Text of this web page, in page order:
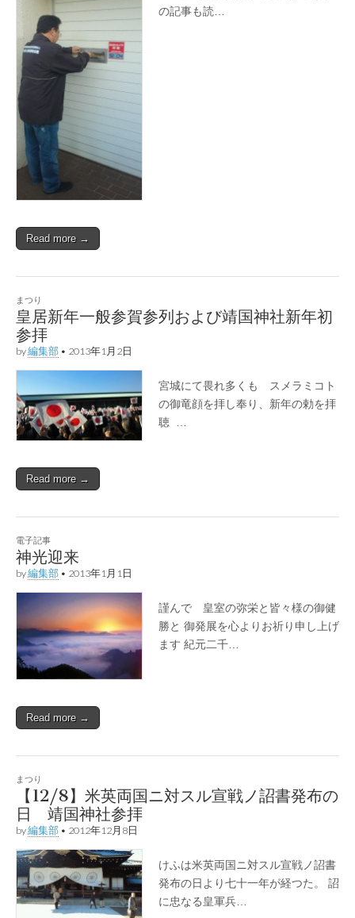
の記事も読…
Read more →
まつり
皇居新年一般参賀参列および靖国神社新年初
参拝
by編集部 • 2013年1月2日
宮城にて畏れ多くも スメラミコト
の御竜顔を拝し奉り、新年の勅を拝
聴 …
Read more →
電子記事
神光迎来
by編集部 • 2013年1月1日
謹んで 皇室の弥栄と皆々様の御健
勝と 御発展を心よりお祈り申し上げ
ます 紀元二千…
Read more →
まつり
【12/8】米英両国ニ対スル宣戦ノ詔書発布の
日 靖国神社参拝
by編集部 • 2012年12月8日
けふは米英両国ニ対スル宣戦ノ詔書
発布の日より七十一年が経つた。 詔
に忠なる皇軍兵…